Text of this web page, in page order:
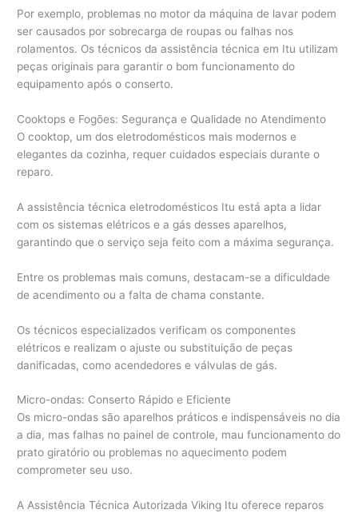
Por exemplo, problemas no motor da máquina de lavar podem
ser causados por sobrecarga de roupas ou falhas nos
rolamentos. Os técnicos da assistência técnica em Itu utilizam
peças originais para garantir o bom funcionamento do
equipamento após o conserto.
Cooktops e Fogões: Segurança e Qualidade no Atendimento
O cooktop, um dos eletrodomésticos mais modernos e
elegantes da cozinha, requer cuidados especiais durante o
reparo.
A assistência técnica eletrodomésticos Itu está apta a lidar
com os sistemas elétricos e a gás desses aparelhos,
garantindo que o serviço seja feito com a máxima segurança.
Entre os problemas mais comuns, destacam-se a dificuldade
de acendimento ou a falta de chama constante.
Os técnicos especializados verificam os componentes
elétricos e realizam o ajuste ou substituição de peças
danificadas, como acendedores e válvulas de gás.
Micro-ondas: Conserto Rápido e Eficiente
Os micro-ondas são aparelhos práticos e indispensáveis no dia
a dia, mas falhas no painel de controle, mau funcionamento do
prato giratório ou problemas no aquecimento podem
comprometer seu uso.
A Assistência Técnica Autorizada Viking Itu oferece reparos